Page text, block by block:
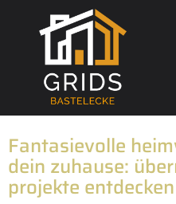
Fantasievolle
dein zuhause:
projekte entdecken